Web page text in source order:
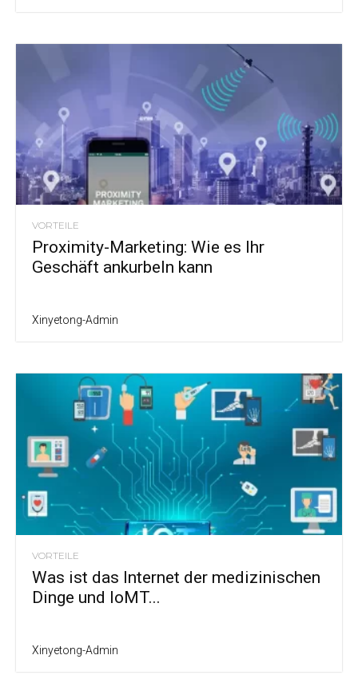
VORTEILE
Proximity-Marketing: Wie es Ihr
Geschäft ankurbeln kann
Xinyetong-Admin
VORTEILE
Was ist das Internet der medizinischen
Dinge und IoMT...
Xinyetong-Admin